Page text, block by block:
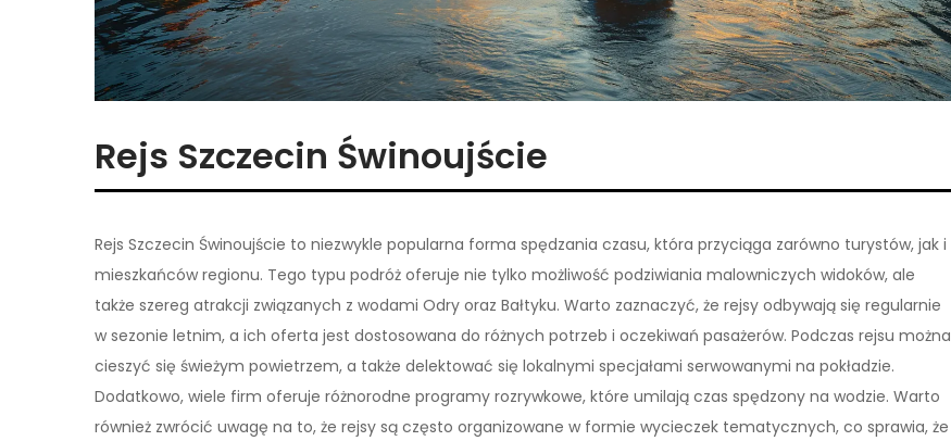
Rejs Szczecin Świnoujście
Rejs Szczecin Świnoujście to niezwykle popularna forma spędzania czasu, która przyciąga zarówno turystów, jak i
mieszkańców regionu. Tego typu podróż oferuje nie tylko możliwość podziwiania malowniczych widoków, ale
także szereg atrakcji związanych z wodami Odry oraz Bałtyku. Warto zaznaczyć, że rejsy odbywają się regularnie
w sezonie letnim, a ich oferta jest dostosowana do różnych potrzeb i oczekiwań pasażerów. Podczas rejsu można
cieszyć się świeżym powietrzem, a także delektować się lokalnymi specjałami serwowanymi na pokładzie.
Dodatkowo, wiele firm oferuje różnorodne programy rozrywkowe, które umilają czas spędzony na wodzie. Warto
również zwrócić uwagę na to, że rejsy są często organizowane w formie wycieczek tematycznych, co sprawia, że